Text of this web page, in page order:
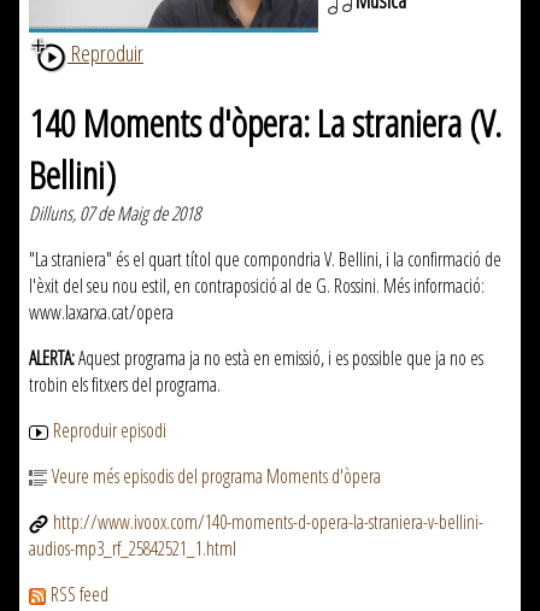
Reproduir
140 Moments d'òpera: La straniera (V.
Bellini)
Dilluns, 07 de Maig de 2018
"La straniera" és el quart títol que compondria V. Bellini, i la confirmació de
l'èxit del seu nou estil, en contraposició al de G. Rossini. Més informació:
www.laxarxa.cat/opera
ALERTA:Aquest programa ja no està en emissió, i es possible que ja no es
trobin els fitxers del programa.
Reproduir episodi
Veure més episodis del programa Moments d'òpera
http://www.ivoox.com/140-moments-d-opera-la-straniera-v-bellini-
audios-mp3_rf_25842521_1.html
RSS feed